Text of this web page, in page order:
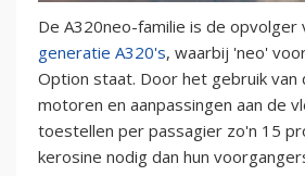
De A320neo-familie is de opvolger
generatie A320's, waarbij 'neo'
Option staat. Door het gebruik van
motoren en aanpassingen aan de
toestellen per passagier zo'n 15
kerosine nodig dan hun